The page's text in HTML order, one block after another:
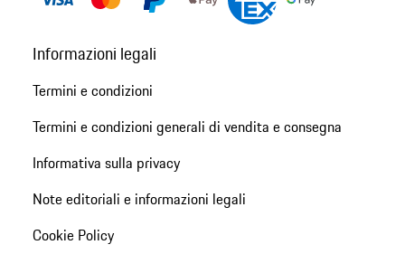
Informazioni legali
Termini e condizioni
Termini e condizioni generali di vendita e consegna
Informativa sulla privacy
Note editoriali e informazioni legali
Cookie Policy